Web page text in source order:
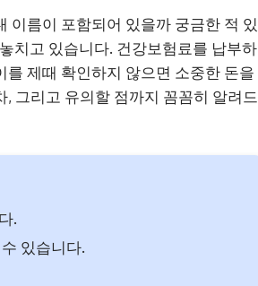
이름이 포함되어 있을까 궁금한 적 있
치고 있습니다. 건강보험료를 납부하
제때 확인하지 않으면 소중한 돈을
그리고 유의할 점까지 꼼꼼히 알려드
.
있습니다.